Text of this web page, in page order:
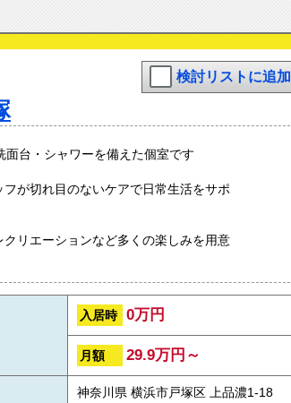
検討リストに追加
面台・シャワーを備えた個室です
が切れ目のないケアで日常生活をサポ
リエーションなど多くの楽しみを用意
入居時 0万円
月額 29.9万円～
神奈川県 横浜市戸塚区 上品濃1-18